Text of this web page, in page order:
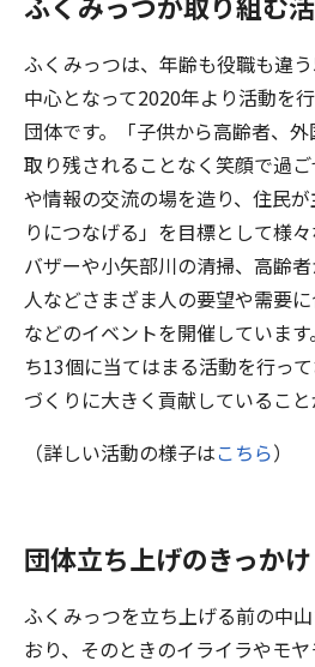
ふくみっつは、年齢も役職も違
中心となって2020年より活動を
団体です。「子供から高齢者、
取り残されることなく笑顔で過
や情報の交流の場を造り、住民
りにつなげる」を目標として様々
バザーや小矢部川の清掃、高齢
人などさまざま人の要望や需要
などのイベントを開催していま
ち13個に当てはまる活動を行っ
づくりに大きく貢献しているこ
（詳しい活動の様子はこちら）
団体立ち上げのきっかけ
ふくみっつを立ち上げる前の中
おり、そのときのイライラやモ